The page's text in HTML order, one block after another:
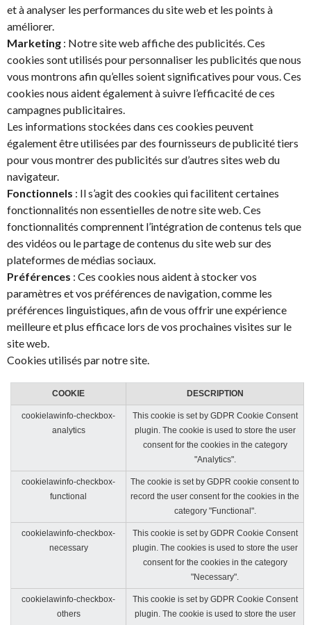
et à analyser les performances du site web et les points à
améliorer.
Marketing : Notre site web affiche des publicités. Ces
cookies sont utilisés pour personnaliser les publicités que nous
vous montrons afin qu’elles soient significatives pour vous. Ces
cookies nous aident également à suivre l’efficacité de ces
campagnes publicitaires.
Les informations stockées dans ces cookies peuvent
également être utilisées par des fournisseurs de publicité tiers
pour vous montrer des publicités sur d’autres sites web du
navigateur.
Fonctionnels : Il s’agit des cookies qui facilitent certaines
fonctionnalités non essentielles de notre site web. Ces
fonctionnalités comprennent l’intégration de contenus tels que
des vidéos ou le partage de contenus du site web sur des
plateformes de médias sociaux.
Préférences : Ces cookies nous aident à stocker vos
paramètres et vos préférences de navigation, comme les
préférences linguistiques, afin de vous offrir une expérience
meilleure et plus efficace lors de vos prochaines visites sur le
site web.
Cookies utilisés par notre site.
COOKIE DESCRIPTION
cookielawinfo-checkbox-
analytics
This cookie is set by GDPR Cookie Consent
plugin. The cookie is used to store the user
consent for the cookies in the category
"Analytics".
cookielawinfo-checkbox-
functional
The cookie is set by GDPR cookie consent to
record the user consent for the cookies in the
category "Functional".
cookielawinfo-checkbox-
necessary
This cookie is set by GDPR Cookie Consent
plugin. The cookies is used to store the user
consent for the cookies in the category
"Necessary".
cookielawinfo-checkbox-
others
This cookie is set by GDPR Cookie Consent
plugin. The cookie is used to store the user